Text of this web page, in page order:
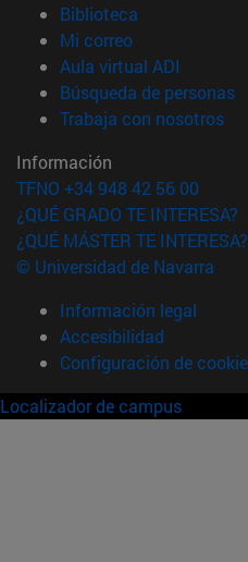
Biblioteca
Mi correo(abre en nueva
Aula virtual ADI
Búsqueda de personas
Trabaja con nosotros
Información
TFNO +34 948 42 56 00
¿QUÉ GRADO TE INTERESA?
¿QUÉ MÁSTER TE INTERESA?
© Universidad de Navarra
Información legal
Accesibilidad
Configuración de
Localizador de campus